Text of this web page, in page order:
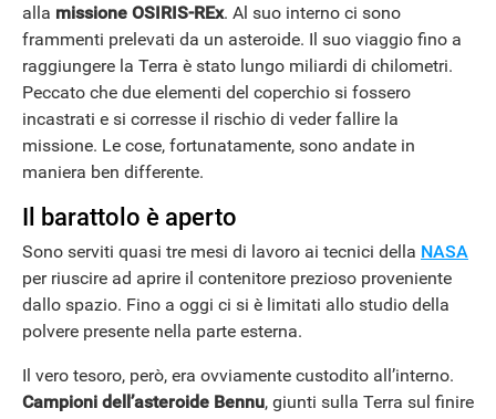
alla missione OSIRIS-REx. Al suo interno ci sono
frammenti prelevati da un asteroide. Il suo viaggio fino a
raggiungere la Terra è stato lungo miliardi di chilometri.
Peccato che due elementi del coperchio si fossero
incastrati e si corresse il rischio di veder fallire la
missione. Le cose, fortunatamente, sono andate in
maniera ben differente.
Il barattolo è aperto
Sono serviti quasi tre mesi di lavoro ai tecnici della NASA
per riuscire ad aprire il contenitore prezioso proveniente
dallo spazio. Fino a oggi ci si è limitati allo studio della
polvere presente nella parte esterna.
Il vero tesoro, però, era ovviamente custodito all’interno.
Campioni dell’asteroide Bennu, giunti sulla Terra sul finire